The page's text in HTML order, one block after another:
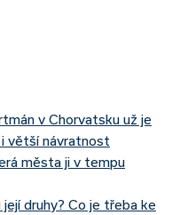
v Chorvatsku už je
i větší návratnost
města ji v tempu
druhy? Co je třeba ke